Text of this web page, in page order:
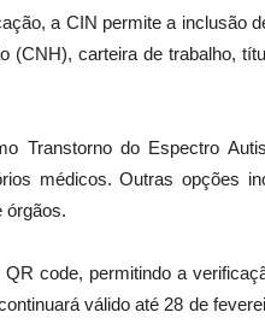
a CIN permite a inclusão
(CNH), carteira de trabalho,
Transtorno do Espectro
médicos. Outras opções
órgãos.
code, permitindo a
válido até 28 de